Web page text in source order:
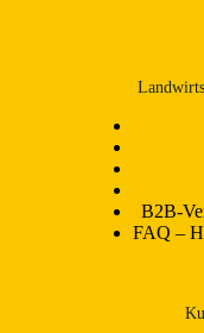
B2B-
FAQ –